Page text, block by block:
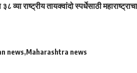
व्या राष्ट्रीय तायक्वांदो स्पर्धेसाठी
news Maharashtra news